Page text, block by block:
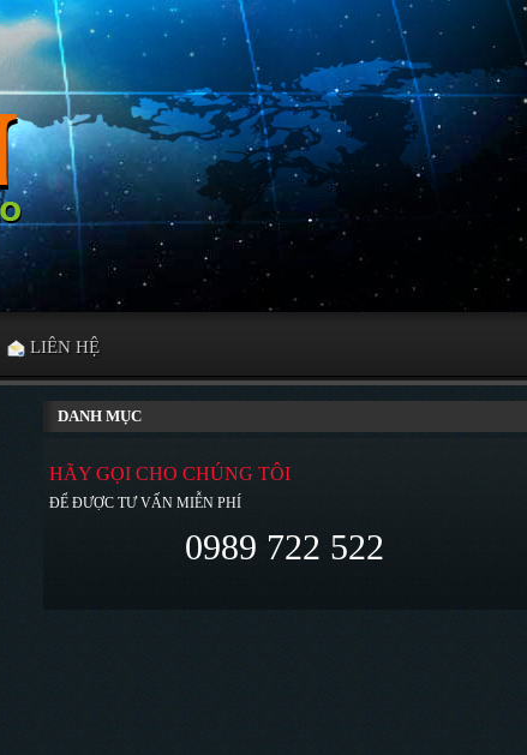
LIÊN HỆ
DANH MỤC
HÃY GỌI CHO CHÚNG TÔI
ĐỂ ĐƯỢC TƯ VẤN MIỄN PHÍ
0989 722 522